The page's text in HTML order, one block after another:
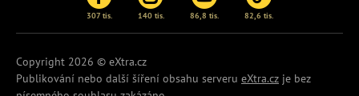
307 tis. 140 tis. 86,8 tis. 82,6 tis.
Copyright 2026 © eXtra.cz
Publikování nebo další šíření obsahu serveru eXtra.cz je bez